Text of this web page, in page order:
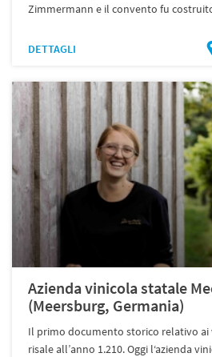
Zimmermann e il convento fu
DETTAGLI
Azienda vinicola statale
(Meersburg, Germania)
Il primo documento storico relativo ai
risale all’anno 1.210. Oggi l‘azienda